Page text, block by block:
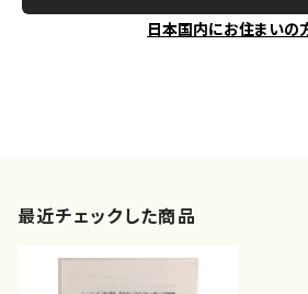
日本国内にお住まいの
最近チェックした商品